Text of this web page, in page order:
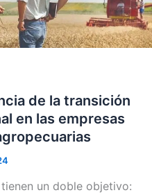
de la transición
en las empresas
un doble objetivo: